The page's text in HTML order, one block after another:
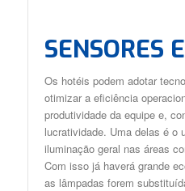
SENSORES
Os hotéis podem adotar
otimizar a eficiência
produtividade da equipe e,
lucratividade. Uma delas é o
iluminação geral nas áreas
Com isso já haverá grande
as lâmpadas forem